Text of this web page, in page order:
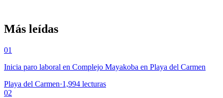
Más leídas
01
Inicia paro laboral en Complejo Mayakoba en Playa del Carmen
Playa del Carmen·1,994 lecturas
02